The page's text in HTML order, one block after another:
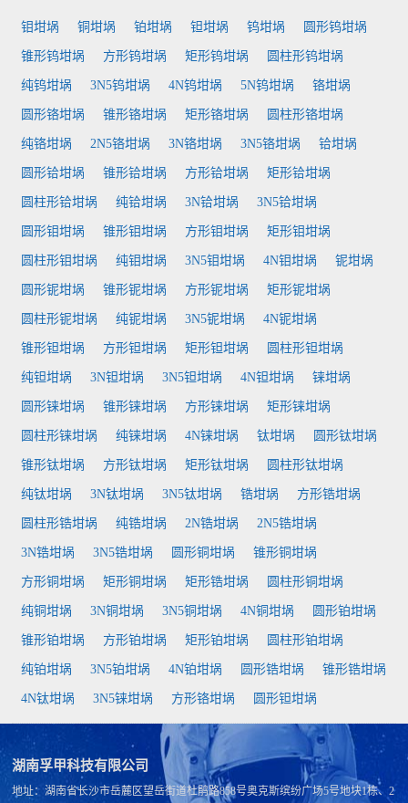
钼坩埚 铜坩埚 铂坩埚 钽坩埚 钨坩埚 圆形钨坩埚
锥形钨坩埚 方形钨坩埚 矩形钨坩埚 圆柱形钨坩埚
纯钨坩埚 3N5钨坩埚 4N钨坩埚 5N钨坩埚 铬坩埚
圆形铬坩埚 锥形铬坩埚 矩形铬坩埚 圆柱形铬坩埚
纯铬坩埚 2N5铬坩埚 3N铬坩埚 3N5铬坩埚 铪坩埚
圆形铪坩埚 锥形铪坩埚 方形铪坩埚 矩形铪坩埚
圆柱形铪坩埚 纯铪坩埚 3N铪坩埚 3N5铪坩埚
圆形钼坩埚 锥形钼坩埚 方形钼坩埚 矩形钼坩埚
圆柱形钼坩埚 纯钼坩埚 3N5钼坩埚 4N钼坩埚 铌坩埚
圆形铌坩埚 锥形铌坩埚 方形铌坩埚 矩形铌坩埚
圆柱形铌坩埚 纯铌坩埚 3N5铌坩埚 4N铌坩埚
锥形钽坩埚 方形钽坩埚 矩形钽坩埚 圆柱形钽坩埚
纯钽坩埚 3N钽坩埚 3N5钽坩埚 4N钽坩埚 铼坩埚
圆形铼坩埚 锥形铼坩埚 方形铼坩埚 矩形铼坩埚
圆柱形铼坩埚 纯铼坩埚 4N铼坩埚 钛坩埚 圆形钛坩埚
锥形钛坩埚 方形钛坩埚 矩形钛坩埚 圆柱形钛坩埚
纯钛坩埚 3N钛坩埚 3N5钛坩埚 锆坩埚 方形锆坩埚
圆柱形锆坩埚 纯锆坩埚 2N锆坩埚 2N5锆坩埚
3N锆坩埚 3N5锆坩埚 圆形铜坩埚 锥形铜坩埚
方形铜坩埚 矩形铜坩埚 矩形锆坩埚 圆柱形铜坩埚
纯铜坩埚 3N铜坩埚 3N5铜坩埚 4N铜坩埚 圆形铂坩埚
锥形铂坩埚 方形铂坩埚 矩形铂坩埚 圆柱形铂坩埚
纯铂坩埚 3N5铂坩埚 4N铂坩埚 圆形锆坩埚 锥形锆坩埚
4N钛坩埚 3N5铼坩埚 方形铬坩埚 圆形钽坩埚
湖南孚甲科技有限公司
地址：湖南省长沙市岳麓区望岳街道杜鹃路858号奥克斯缤纷广场5号地块1栋、2